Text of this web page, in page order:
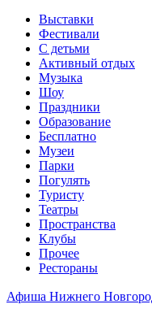
Выставки
Фестивали
С детьми
Активный отдых
Музыка
Шоу
Праздники
Образование
Бесплатно
Музеи
Парки
Погулять
Туристу
Театры
Пространства
Клубы
Прочее
Рестораны
Афиша Нижнего